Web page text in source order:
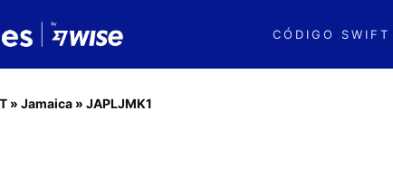
CÓDIGO SWIFT
» Jamaica » JAPLJMK1